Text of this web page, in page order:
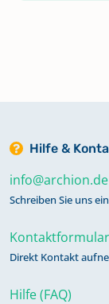
Hilfe &
info@archion.de
Schreiben Sie uns
Kontaktformular
Direkt Kontakt
Hilfe (FAQ)